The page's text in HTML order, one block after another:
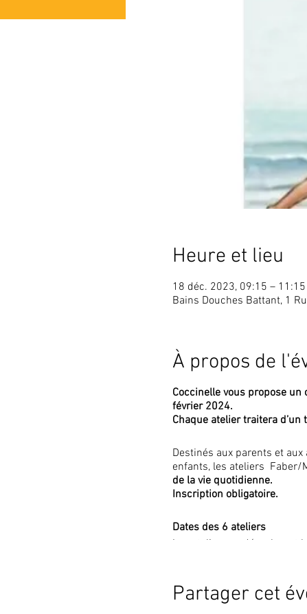
Heure et lieu
18 déc. 2023, 09:15 – 11:15
Bains Douches Battant, 1
À propos de
Coccinelle vous propose
février 2024.
Chaque atelier traitera
Destinés aux parents et
enfants, les ateliers Faber/
de la vie quotidienne.
Inscription obligatoire.
Dates des 6 ateliers
Les ateliers se dérouleront
Le nombre de
définitif pour l’ensemble
Partager cet